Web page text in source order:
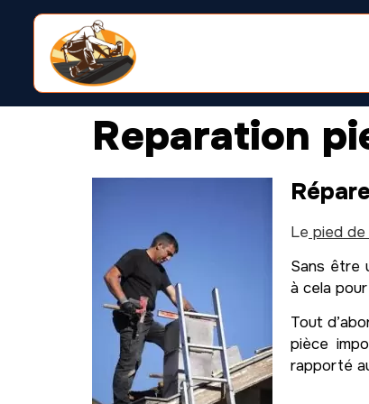
Reparation
Le pied de
Sans être
à cela
Tout
pièce
rapporté